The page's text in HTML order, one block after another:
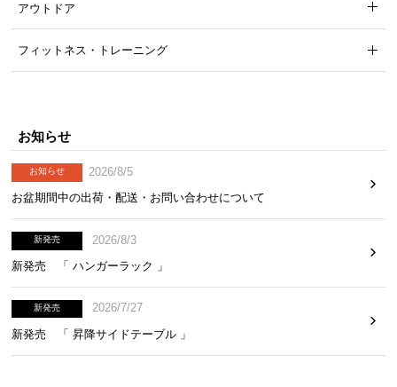
アウトドア
フィットネス・トレーニング
お知らせ
お知らせ
2026/8/5
お盆期間中の出荷・配送・お問い合わせについて
新発売
2026/8/3
新発売 「 ハンガーラック 」
新発売
2026/7/27
新発売 「 昇降サイドテーブル 」